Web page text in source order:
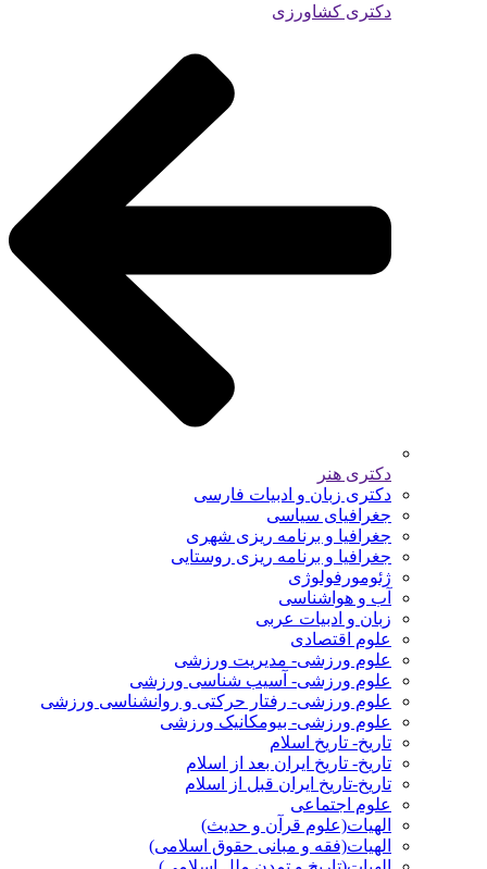
دکتری کشاورزی
دکتری هنر
دکتری زبان و ادبیات فارسی
جغرافیای سیاسی
جغرافیا و برنامه ریزی شهری
جغرافیا و برنامه ریزی روستایی
ژئومورفولوژی
آب و هواشناسی
زبان و ادبیات عربی
علوم اقتصادی
علوم ورزشی- مدیریت ورزشی
علوم ورزشی- آسیب شناسی ورزشی
علوم ورزشی- رفتار حرکتی و روانشناسی ورزشی
علوم ورزشی- بیومکانیک ورزشی
تاریخ- تاریخ اسلام
تاریخ- تاریخ ایران بعد از اسلام
تاریخ-تاریخ ایران قبل از اسلام
علوم اجتماعی
الهیات(علوم قرآن و حدیث)
الهیات(فقه و مبانی حقوق اسلامی)